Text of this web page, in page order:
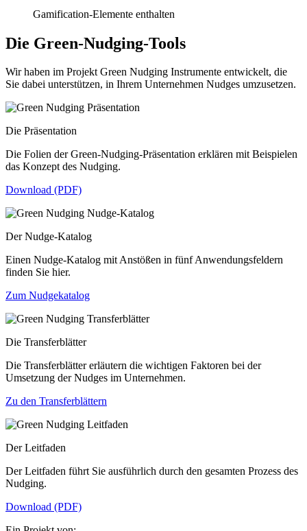
Gamification-Elemente enthalten
Die Green-Nudging-Tools
Wir haben im Projekt Green Nudging Instrumente entwickelt, die
Sie dabei unterstützen, in Ihrem Unternehmen Nudges umzusetzen.
Die Präsentation
Die Folien der Green-Nudging-Präsentation erklären mit Beispielen
das Konzept des Nudging.
Download (PDF)
Der Nudge-Katalog
Einen Nudge-Katalog mit Anstößen in fünf Anwendungsfeldern
finden Sie hier.
Zum Nudgekatalog
Die Transferblätter
Die Transferblätter erläutern die wichtigen Faktoren bei der
Umsetzung der Nudges im Unternehmen.
Zu den Transferblättern
Der Leitfaden
Der Leitfaden führt Sie ausführlich durch den gesamten Prozess des
Nudging.
Download (PDF)